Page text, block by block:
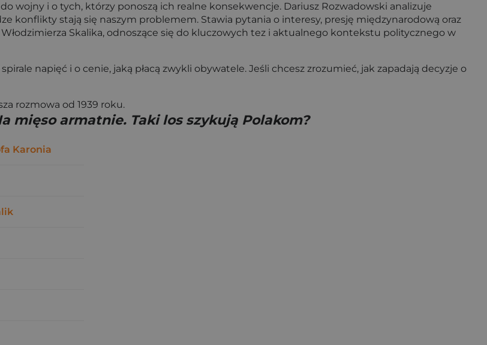
wojny i o tych, którzy ponoszą ich realne konsekwencje. Dariusz Rozwadowski analizuje
konflikty stają się naszym problemem. Stawia pytania o interesy, presję międzynarodową oraz
Skalika, odnoszące się do kluczowych tez i aktualnego kontekstu politycznego w
napięć i o cenie, jaką płacą zwykli obywatele. Jeśli chcesz zrozumieć, jak zapadają decyzje o
rozmowa od 1939 roku.
mięso armatnie. Taki los szykują Polakom?
Karonia